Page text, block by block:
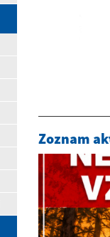
Zoznam